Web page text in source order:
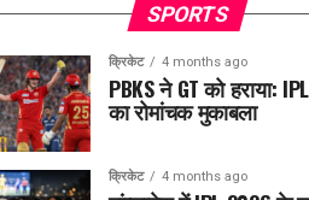
SPORTS
क्रिकेट 4 months ago
PBKS ने GT को हराया:
का रोमांचक मुकाबला
क्रिकेट 4 months ago